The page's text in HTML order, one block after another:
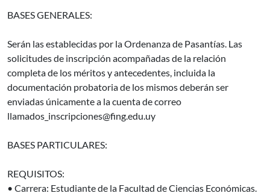
BASES GENERALES:
Serán las establecidas por la Ordenanza de Pasantías. Las
solicitudes de inscripción acompañadas de la relación
completa de los méritos y antecedentes, incluida la
documentación probatoria de los mismos deberán ser
enviadas únicamente a la cuenta de correo
llamados_inscripciones@fing.edu.uy
BASES PARTICULARES:
REQUISITOS:
• Carrera: Estudiante de la Facultad de Ciencias Económicas.